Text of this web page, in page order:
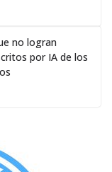
no logran
por IA de los